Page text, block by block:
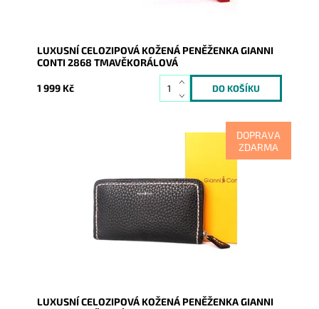
LUXUSNÍ CELOZIPOVÁ KOŽENÁ PENĚŽENKA GIANNI
CONTI 2868 TMAVĚKORÁLOVÁ
1 999 Kč
DOPRAVA
ZDARMA
Dopřejte si a svým financím luxus v prvotřídní kvalitě
Skladem
16560
Gianni Conti
2 roky
LUXUSNÍ CELOZIPOVÁ KOŽENÁ PENĚŽENKA GIANNI